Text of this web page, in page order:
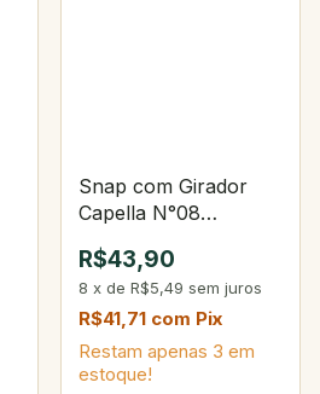
Snap com Girador
Capella N°08
R$43,90
8 x de R$5,49 sem juros
R$41,71 com Pix
Restam apenas 3 em
estoque!